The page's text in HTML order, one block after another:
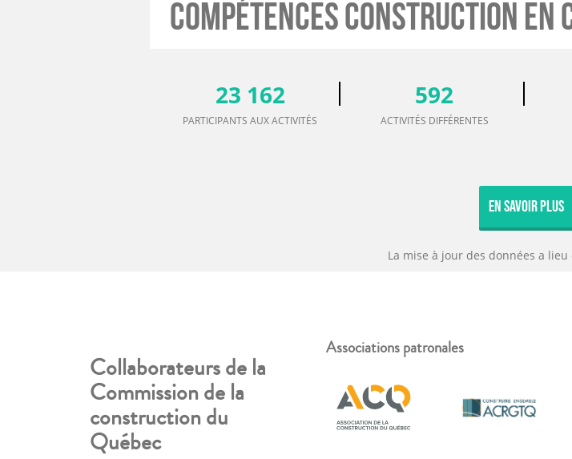
Compétences construction En
23 162
PARTICIPANTS AUX ACTIVITÉS
592
ACTIVITÉS DIFFÉRENTES
En Savoir Plus
La mise à jour des données a
Collaborateurs de la
Commission de la
construction du
Québec
Associations patronales